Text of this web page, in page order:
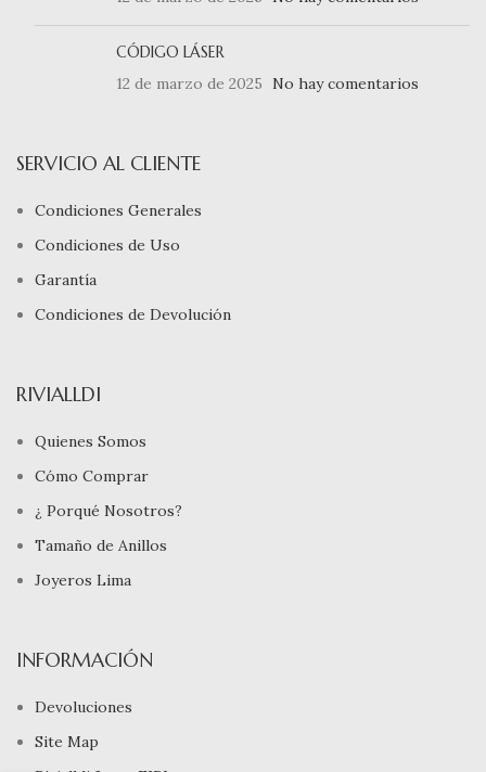
CÓDIGO LÁSER
12 de marzo de 2025
No hay comentarios
SERVICIO AL CLIENTE
Condiciones Generales
Condiciones de Uso
Garantía
Condiciones de Devolución
RIVIALLDI
Quienes Somos
Cómo Comprar
¿ Porqué Nosotros?
Tamaño de Anillos
Joyeros Lima
INFORMACIÓN
Devoluciones
Site Map